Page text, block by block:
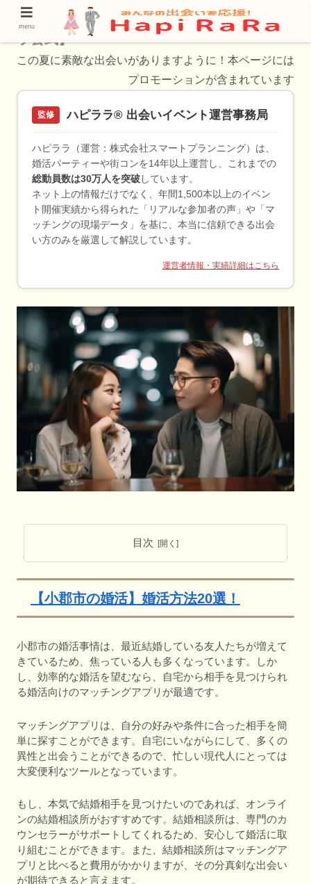
【小郡市の婚活】婚活方法20選！【ハピラ
ラ公式】
この夏に素敵な出会いがありますように！本ページには
プロモーションが含まれています
監修 ハピララ® 出会いイベント運営事務局
ハピララ（運営：株式会社スマートプランニング）は、
婚活パーティーや街コンを14年以上運営し、これまでの
総動員数は30万人を突破 しています。
ネット上の情報だけでなく、年間1,500本以上のイベン
ト開催実績から得られた「リアルな参加者の声」や「マ
ッチングの現場データ」を基に、本当に信頼できる出会
い方のみを厳選して解説しています。
運営者情報・実績詳細はこちら
目次
【小郡市の婚活】婚活方法20選！
小郡市の婚活事情は、最近結婚している友人たちが増えて
きているため、焦っている人も多くなっています。しか
し、効率的な婚活を望むなら、自宅から相手を見つけられ
る婚活向けのマッチングアプリが最適です。
マッチングアプリは、自分の好みや条件に合った相手を簡
単に探すことができます。自宅にいながらにして、多くの
異性と出会うことができるので、忙しい現代人にとっては
大変便利なツールとなっています。
もし、本気で結婚相手を見つけたいのであれば、オンライ
ンの結婚相談所がおすすめです。結婚相談所は、専門のカ
ウンセラーがサポートしてくれるため、安心して婚活に取
り組むことができます。また、結婚相談所はマッチングア
プリと比べると費用がかかりますが、その分真剣な出会い
が期待できると言えます。
menu